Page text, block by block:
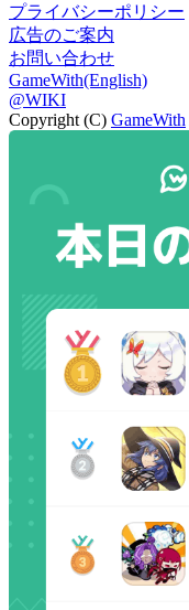
プライバシーポリシー
広告のご案内
お問い合わせ
GameWith(English)
@WIKI
Copyright (C) GameWith